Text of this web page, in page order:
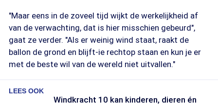
"Maar eens in de zoveel tijd wijkt de werkelijkheid af
van de verwachting, dat is hier misschien gebeurd",
gaat ze verder. "Als er weinig wind staat, raakt de
ballon de grond en blijft-ie rechtop staan en kun je er
met de beste wil van de wereld niet uitvallen."
LEES OOK
Windkracht 10 kan kinderen, dieren én